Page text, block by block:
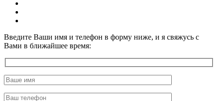
Введите Ваши имя и телефон в форму ниже, и я свяжусь с
Вами в ближайшее время: